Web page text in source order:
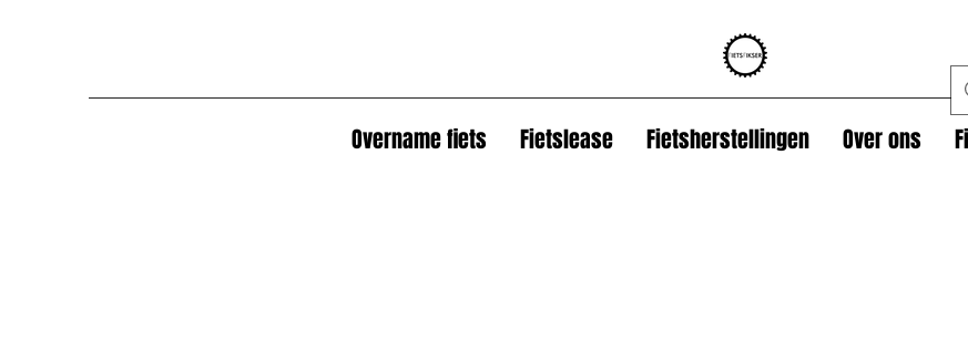
Overname fiets Fietslease Fietsherstellingen Over ons